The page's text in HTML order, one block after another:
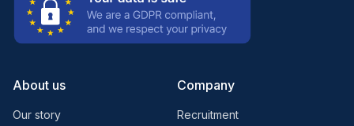
About us
Our story
Company
Recruitment